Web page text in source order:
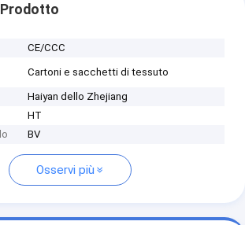
Prodotto
CE/CCC
Cartoni e sacchetti di tessuto
Haiyan dello Zhejiang
HT
BV
Osservi più